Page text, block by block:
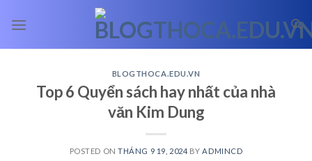
BLOGTHOCA.EDU.VN
Top 6 Quyển sách hay nhất của nhà
văn Kim Dung
POSTED ONTHÁNG 9 19, 2024 BY ADMINCD